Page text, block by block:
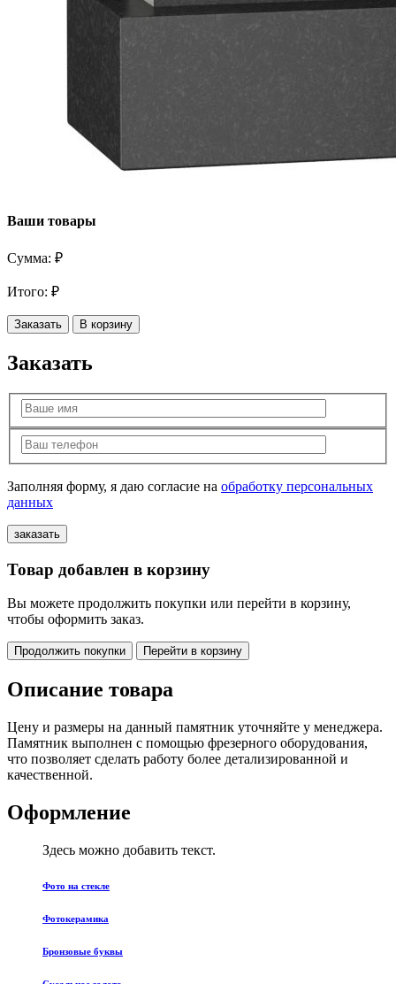
Ваши товары
Сумма: ₽
Итого: ₽
Заказать В корзину
Заказать
Заполняя форму, я даю согласие на обработку персональных
данных
Товар добавлен в корзину
Вы можете продолжить покупки или перейти в корзину,
чтобы оформить заказ.
Продолжить покупки Перейти в корзину
Описание товара
Цену и размеры на данный памятник уточняйте у менеджера.
Памятник выполнен с помощью фрезерного оборудования,
что позволяет сделать работу более детализированной и
качественной.
Оформление
Здесь можно добавить текст.
Фото на стекле
Фотокерамика
Бронзовые буквы